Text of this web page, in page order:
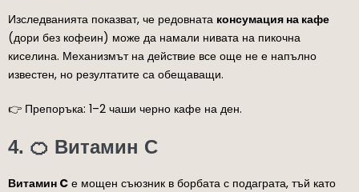
Изследванията показват, че редовната консумация на кафе
(дори без кофеин) може да намали нивата на пикочна
киселина. Механизмът на действие все още не е напълно
известен, но резултатите са обещаващи.
👉 Препоръка: 1–2 чаши черно кафе на ден.
4. 🍊 Витамин C
Витамин C е мощен съюзник в борбата с подаграта, тъй като